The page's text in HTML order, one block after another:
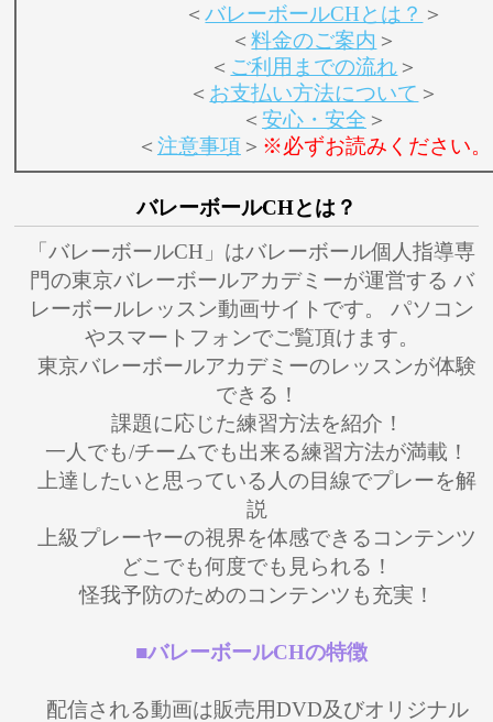
＜バレーボールCHとは？ ＞
＜料金のご案内 ＞
＜ ご利用までの流れ ＞
＜ お支払い方法について ＞
＜ 安心・安全 ＞
＜ 注意事項＞ ※必ずお読みください。
バレーボールCHとは？
「バレーボールCH」はバレーボール個人指導専
門の東京バレーボールアカデミーが運営する バ
レーボールレッスン動画サイトです。 パソコン
やスマートフォンでご覧頂けます。
東京バレーボールアカデミーのレッスンが体験
できる！
課題に応じた練習方法を紹介！
一人でも/チームでも出来る練習方法が満載！
上達したいと思っている人の目線でプレーを解
説
上級プレーヤーの視界を体感できるコンテンツ
どこでも何度でも見られる！
怪我予防のためのコンテンツも充実！
■バレーボールCHの特徴
配信される動画は販売用DVD及びオリジナル